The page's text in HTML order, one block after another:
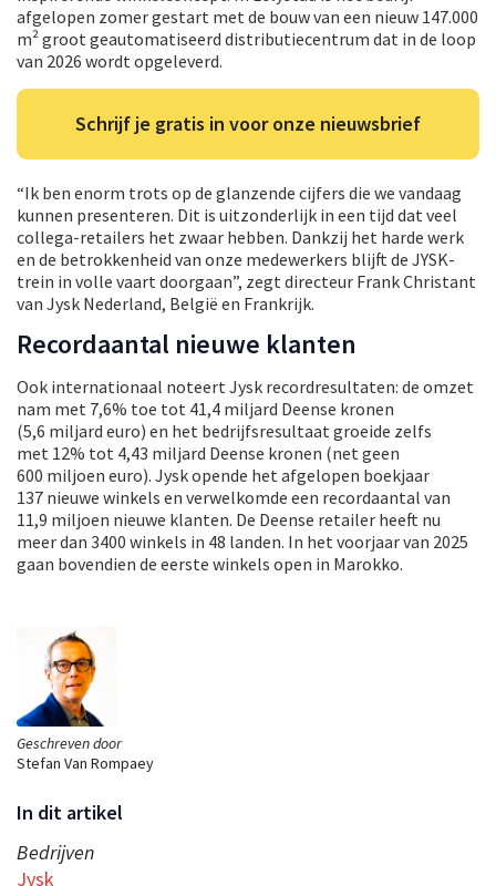
Geschreven door
Stefan Van Rompaey
In dit artikel
Bedrijven
Jysk
afgelopen zomer gestart met de bouw van een nieuw 147.000
m² groot geautomatiseerd distributiecentrum dat in de loop
van 2026 wordt opgeleverd.
Schrijf je gratis in voor onze nieuwsbrief
“Ik ben enorm trots op de glanzende cijfers die we vandaag
kunnen presenteren. Dit is uitzonderlijk in een tijd dat veel
collega-retailers het zwaar hebben. Dankzij het harde werk
en de betrokkenheid van onze medewerkers blijft de JYSK-
trein in volle vaart doorgaan”, zegt directeur Frank Christant
van Jysk Nederland, België en Frankrijk.
Recordaantal nieuwe klanten
Ook internationaal noteert Jysk recordresultaten: de omzet
nam met 7,6% toe tot 41,4 miljard Deense kronen
(5,6 miljard euro) en het bedrijfsresultaat groeide zelfs
met 12% tot 4,43 miljard Deense kronen (net geen
600 miljoen euro). Jysk opende het afgelopen boekjaar
137 nieuwe winkels en verwelkomde een recordaantal van
11,9 miljoen nieuwe klanten. De Deense retailer heeft nu
meer dan 3400 winkels in 48 landen. In het voorjaar van 2025
gaan bovendien de eerste winkels open in Marokko.